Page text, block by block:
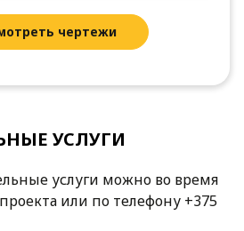
чертежи
УСЛУГИ
услуги можно во время
или по телефону +375